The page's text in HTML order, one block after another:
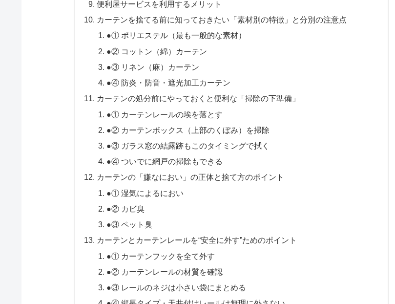
便利屋サービスを利用するメリット
カーテンを捨てる前に知っておきたい「素材別の特徴」と分別の注意点
●① ポリエステル（最も一般的な素材）
●② コットン（綿）カーテン
●③ リネン（麻）カーテン
●④ 防炎・防音・遮光加工カーテン
カーテンの処分前にやっておくと便利な「掃除の下準備」
●① カーテンレールの埃を落とす
●② カーテンボックス（上部のくぼみ）を掃除
●③ ガラス窓の結露跡もこのタイミングで拭く
●④ ついでに網戸の掃除もできる
カーテンの「嫌なにおい」の正体と捨て方のポイント
●① 湿気によるにおい
●② カビ臭
●③ ペット臭
カーテンとカーテンレールを“安全に外す”ためのポイント
●① カーテンフックを全て外す
●② カーテンレールの材質を確認
●③ レールのネジは小さい袋にまとめる